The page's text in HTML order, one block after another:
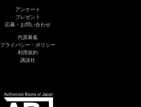
アンケート
プレゼント
応募・お問い合わせ
代原募集
プライバシー・ポリシー
利用規約
講談社